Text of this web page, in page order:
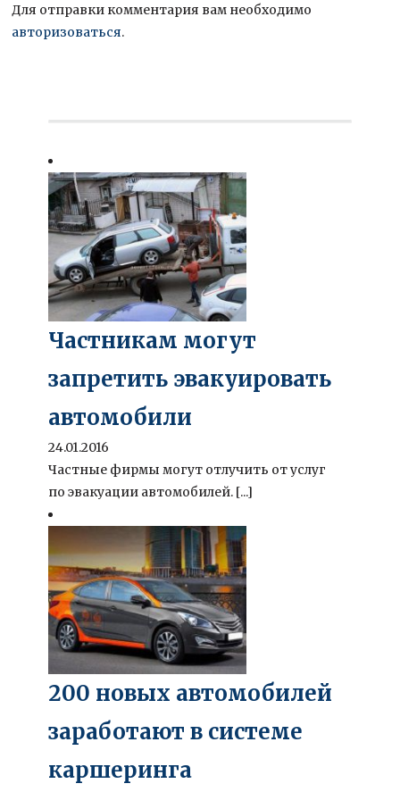
Для отправки комментария вам необходимо
авторизоваться.
Частникам могут
запретить эвакуировать
автомобили
24.01.2016
Частные фирмы могут отлучить от услуг
по эвакуации автомобилей. [...]
200 новых автомобилей
заработают в системе
каршеринга